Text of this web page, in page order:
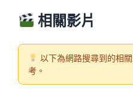
相關影片
以下為網路搜尋到的相
考。